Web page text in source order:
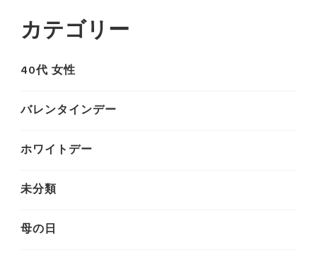
カテゴリー
40代 女性
バレンタインデー
ホワイトデー
未分類
母の日